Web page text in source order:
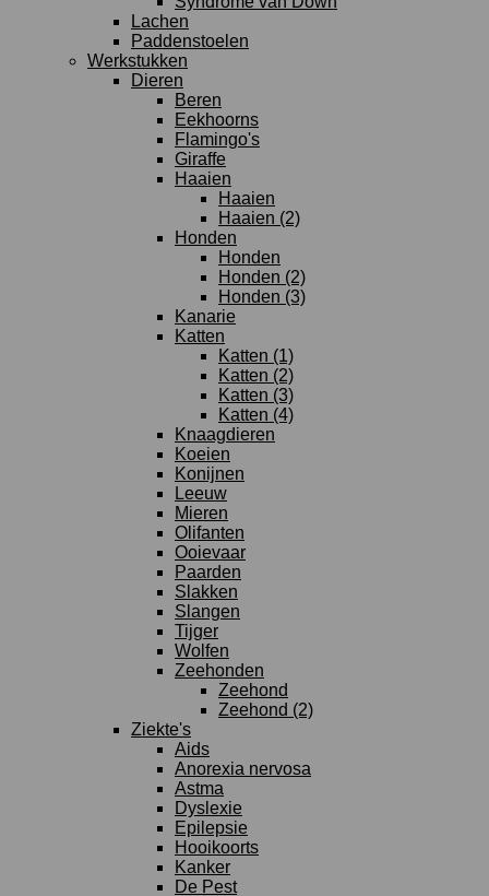
Lachen
Paddenstoelen
Werkstukken
Dieren
Beren
Eekhoorns
Flamingo's
Giraffe
Haaien
Haaien
Haaien (2)
Honden
Honden
Honden (2)
Honden (3)
Kanarie
Katten
Katten (1)
Katten (2)
Katten (3)
Katten (4)
Knaagdieren
Koeien
Konijnen
Leeuw
Mieren
Olifanten
Ooievaar
Paarden
Slakken
Slangen
Tijger
Wolfen
Zeehonden
Zeehond
Zeehond (2)
Ziekte's
Aids
Anorexia nervosa
Astma
Dyslexie
Epilepsie
Hooikoorts
Kanker
De Pest